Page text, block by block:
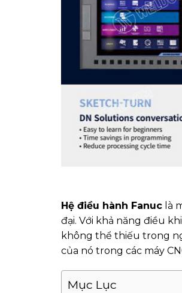
Hệ điều hành Fanuc là
đại. Với khả năng điều
không thể thiếu trong
của nó trong các máy
Mục Lục